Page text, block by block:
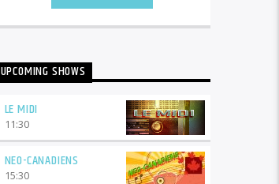
tellus nec, pellentesque varius mauris.
Aliquam semper faucibus odio id
varius. Suspendisse varius laoreet
UPCOMING SHOWS
LE MIDI
11:30
NEO-CANADIENS
15:30